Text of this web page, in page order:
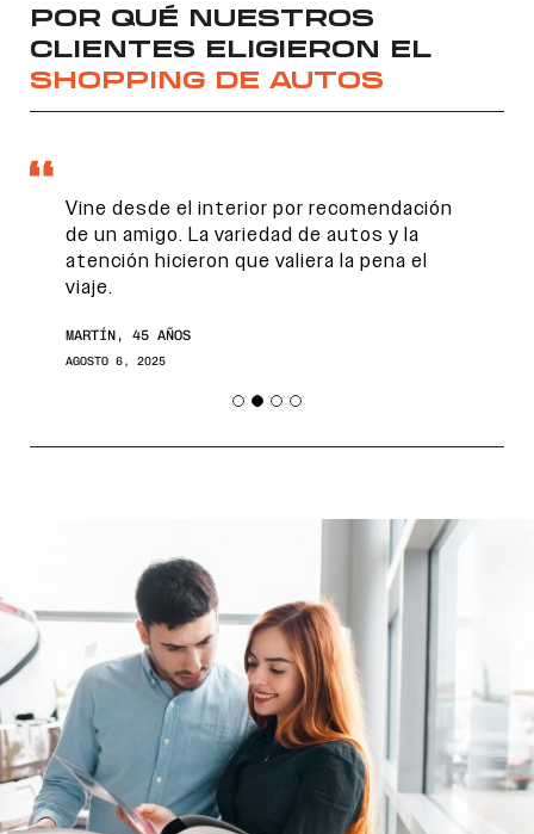
POR QUÉ NUESTROS
CLIENTES ELIGIERON EL
SHOPPING DE AUTOS
Vine desde el interior por recomendación
de un amigo. La variedad de autos y la
atención hicieron que valiera la pena el
viaje.
MARTÍN, 45 AÑOS
AGOSTO 6, 2025